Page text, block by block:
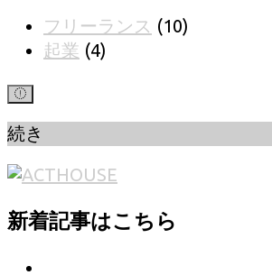
フリーランス (10)
起業 (4)
続き
新着記事はこちら